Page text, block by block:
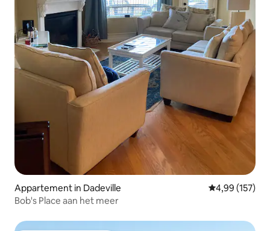
Appartement in Dadeville Gemiddelde
4,99 (157)
Bob's Place aan het meer